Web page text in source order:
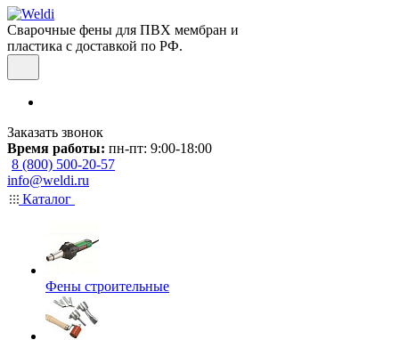
Сварочные фены для ПВХ мембран и
пластика с доставкой по РФ.
Заказать звонок
Время работы: пн-пт: 9:00-18:00
8 (800) 500-20-57
info@weldi.ru
Каталог
Фены строительные